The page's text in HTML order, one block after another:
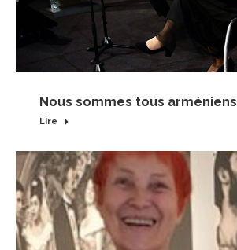
Nous sommes tous arméniens
Lire